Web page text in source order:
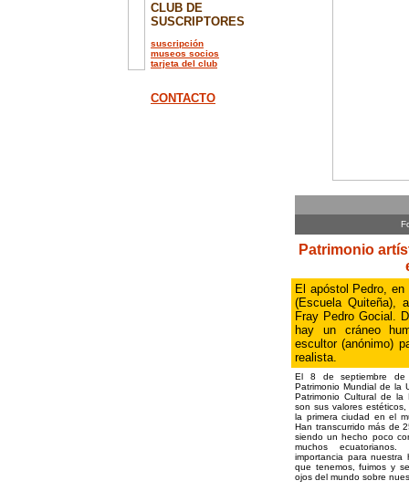
CLUB DE
SUSCRIPTORES
suscripción
museos socios
tarjeta del club
CONTACTO
Patrimonio
El apóstol Pedro,
(Escuela Quiteña),
Fray Pedro Gocial.
hay un cráneo
escultor (anónimo)
realista.
El 8 de septiembre de
Patrimonio Mundial de la
Patrimonio Cultural de la
son sus valores
la primera ciudad en el
Han transcurrido más de
siendo un hecho poco
muchos
importancia para
que tenemos, fuimos y
ojos del mundo sobre